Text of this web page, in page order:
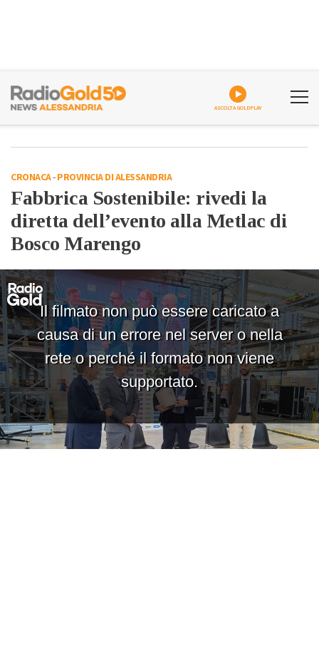
ASCOLTA GOLDPLAY
CRONACA-PROVINCIA DI ALESSANDRIA
Fabbrica Sostenibile: rivedi la
diretta dell’evento alla Metlac di
Bosco Marengo